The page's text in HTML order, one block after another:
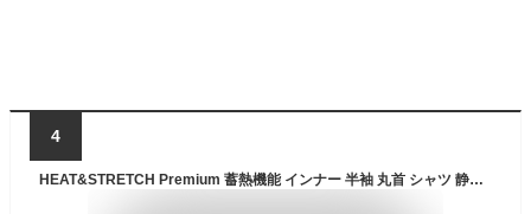
4
HEAT&STRETCH Premium 蓄熱機能 インナー 半袖 丸首 シャツ 静電防止 保温 冬のお悩み 裏起毛 メンズ 秋冬 ヒートテック あったか 肌着 ストレッチ 防寒 アンダーウェア インナー 男性 紳士 24AW M/L/LL K1120P-E